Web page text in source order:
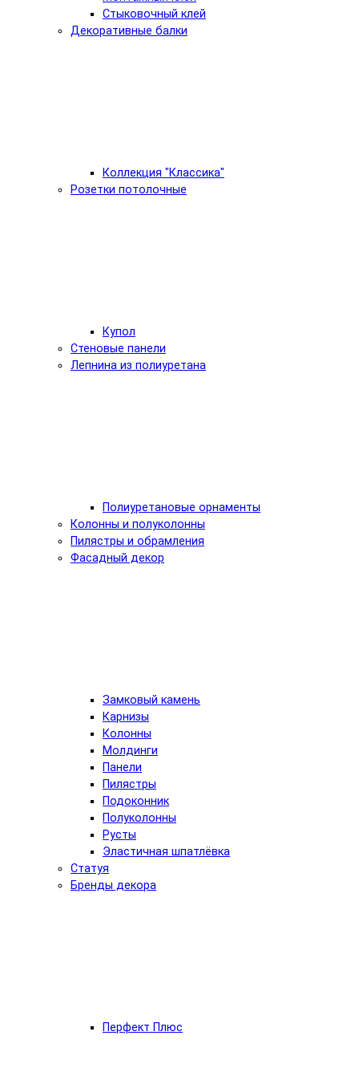
Стыковочный клей
Декоративные балки
Коллекция "Классика"
Розетки потолочные
Купол
Стеновые панели
Лепнина из полиуретана
Полиуретановые орнаменты
Колонны и полуколонны
Пилястры и обрамления
Фасадный декор
Замковый камень
Карнизы
Колонны
Молдинги
Панели
Пилястры
Подоконник
Полуколонны
Русты
Эластичная шпатлёвка
Статуя
Бренды декора
Перфект Плюс